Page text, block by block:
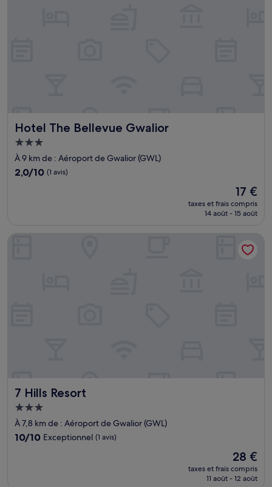
Hotel The Bellevue Gwalior
Hotel The Bellevue Gwalior
Hébergement
3.0 étoiles
À 9 km de : Aéroport de Gwalior (GWL)
2.0
2,0/10 (1 avis)
Le
nouveau
prix
17 €
17 €
taxes et frais compris
14 août - 15 août
7 Hills Resort
7 Hills Resort
Hébergement
3.0 étoiles
À 7,8 km de : Aéroport de Gwalior (GWL)
10.0
10/10 Exceptionnel (1 avis)
Le
nouveau
prix
28 €
taxes et frais compris
11 août - 12 août